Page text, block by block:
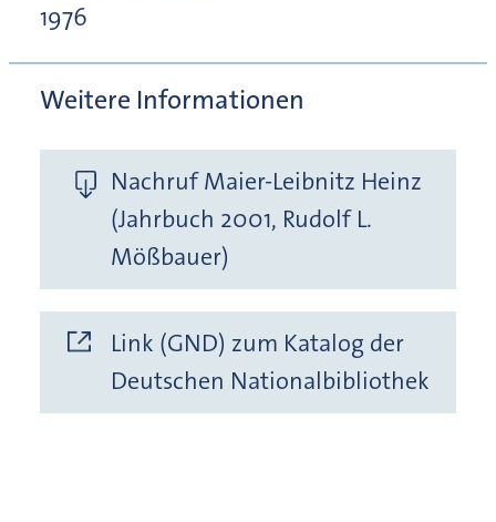
1976
Weitere Informationen
Nachruf Maier-Leibnitz Heinz
(Jahrbuch 2001, Rudolf L.
Mößbauer)
Link (GND) zum Katalog der
Deutschen Nationalbibliothek